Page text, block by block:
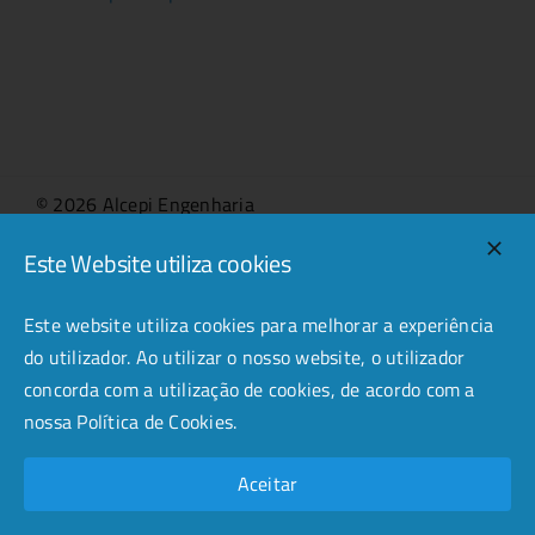
© 2026 Alcepi Engenharia
Este Website utiliza cookies
Este website utiliza cookies para melhorar a experiência
do utilizador. Ao utilizar o nosso website, o utilizador
concorda com a utilização de cookies, de acordo com a
nossa Política de Cookies.
Aceitar